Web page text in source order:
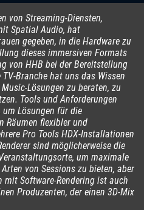
von Streaming-Diensten,
Spatial Audio, hat
gegeben, in die Hardware zu
dieses immersiven Formats
von HHB bei der Bereitstellung
Branche hat uns das Wissen
Lösungen zu beraten, zu
Tools und Anforderungen
Lösungen für die
Räumen flexibler und
Pro Tools HDX-Installationen
sind möglicherweise die
um maximale
von Sessions zu bieten, aber
Software-Rendering ist auch
Produzenten, der einen 3D-Mix